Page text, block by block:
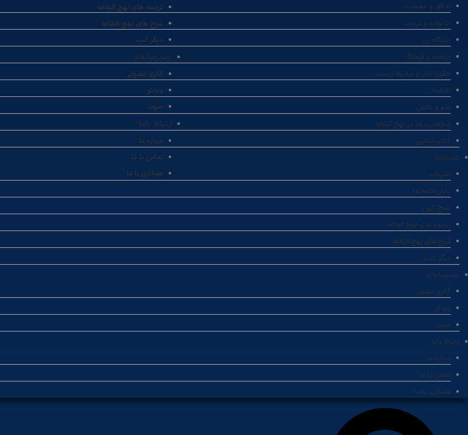
ترجمه های نهج البلاغه
شرح های نهج البلاغه
دیگر کتب
چندرسانه‌ای
گالری تصویر
ویدئو
صوت
ارتباط باما
درباره ما
تماس با ما
همکاری با ما
اخلاق و معنویت
خانواده و تربیت
جایگاه زن
جامعه و فرهنگ
حقوق بشر و محیط زیست
اقتصاد
علم و دانش
شخصیت ها در نهج البلاغه
کتاب شناسی
کتابخانه
نشریات
پایان نامه ها
نسخ کهن
ترجمه های نهج البلاغه
شرح های نهج البلاغه
دیگر کتب
چندرسانه‌ای
گالری تصویر
ویدئو
صوت
ارتباط باما
درباره ما
تماس با ما
همکاری با ما